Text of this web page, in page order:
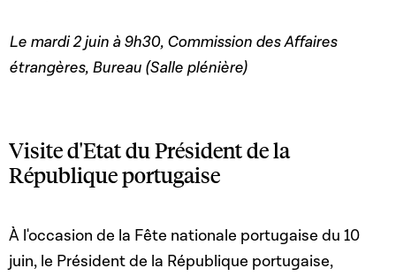
Le mardi 2 juin à 9h30, Commission des Affaires
étrangères, Bureau (Salle plénière)
Visite d'Etat du Président de la
République portugaise
À l'occasion de la Fête nationale portugaise du 10
juin, le Président de la République portugaise,